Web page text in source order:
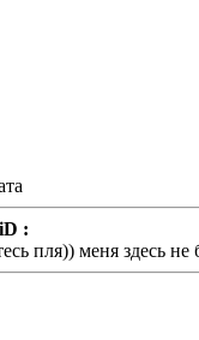
:
пля)) меня здесь не